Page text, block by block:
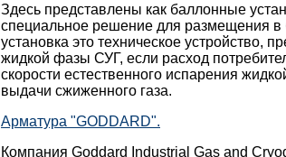
Здесь представлены как баллонные
специальное решение для размещения в
установка это техническое устройство,
жидкой фазы СУГ, если расход
скорости естественного испарения
выдачи сжиженного газа.
Арматура "GODDARD".
Компания Goddard Industrial Gas and